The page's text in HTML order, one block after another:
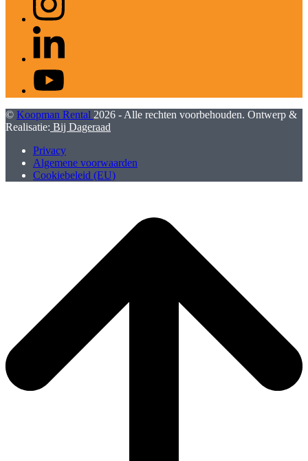
© Koopman Rental 2026 - Alle rechten voorbehouden. Ontwerp &
Realisatie: Bij Dageraad
Privacy
Algemene voorwaarden
Cookiebeleid (EU)